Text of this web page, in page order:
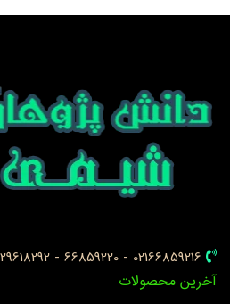
02166859216 - 66859220 - 09129618292
محصولات